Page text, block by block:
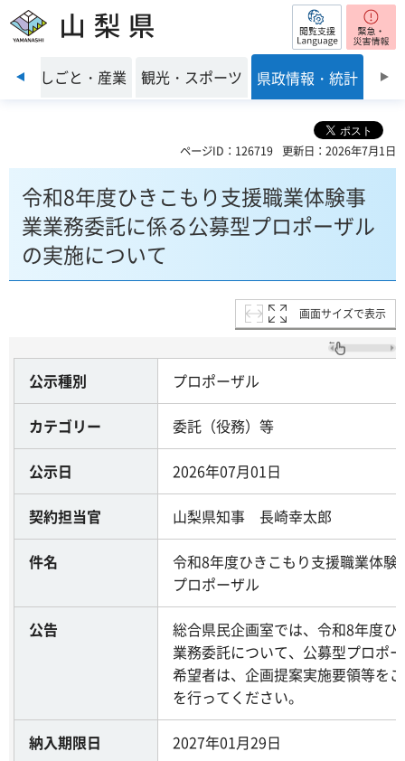
山梨県 閲覧支援
前のスライドを表示
境 しごと・産業 観光・スポーツ 県政情報・統計
ページID：126719 更新日：2026年7月1日
令和8年度ひきこもり支援職業体験事
業業務委託に係る公募型プロポーザル
の実施について
画面サイズで表示
公示種別 プロポーザル
カテゴリー 委託（役務）等
公示日 2026年07月01日
契約担当官 山梨県知事 長崎幸太郎
件名
令和8年度ひきこもり支援職業体
プロポーザル
公告
総合県民企画室では、令和8年度
業務委託について、公募型プロポ
希望者は、企画提案実施要領等を
を行ってください。
納入期限日 2027年01月29日